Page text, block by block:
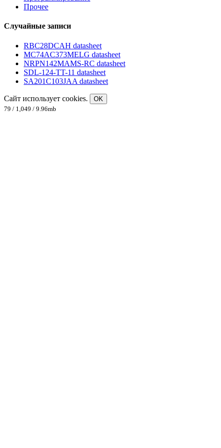
Прочее
Случайные записи
RBC28DCAH datasheet
MC74AC373MELG datasheet
NRPN142MAMS-RC datasheet
SDL-124-TT-11 datasheet
SA201C103JAA datasheet
Сайт использует cookies.
OK
79 / 1,049 / 9.96mb